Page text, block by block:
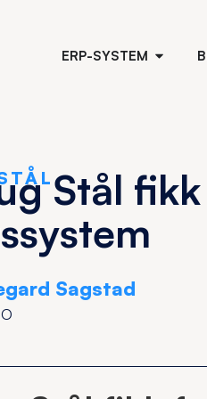
ERP-SYSTEM
Stål
Sagstad